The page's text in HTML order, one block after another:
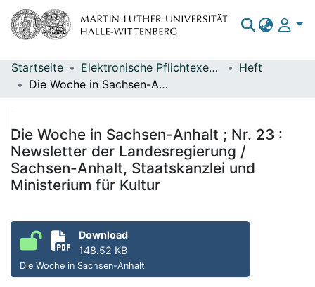
Bereiche & Sammlungen
Statistiken
Startseite Elektronische Pflichtexemplare
Heft
Die Woche in Sachsen-Anhalt ; Nr. 23 : Newsletter der Landesregierung / Sachsen-Anhalt, Staatskanzlei und Ministerium für Kultur
Die Woche in Sachsen-Anhalt ; Nr. 23 :
Newsletter der Landesregierung /
Sachsen-Anhalt, Staatskanzlei und
Ministerium für Kultur
Download
148.52 KB
Die Woche in Sachsen-Anhalt